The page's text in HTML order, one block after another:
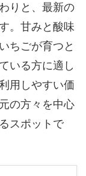
りと、最新の
。甘みと酸味
ちごが育つと
いる方に適し
用しやすい価
の方々を中心
スポットで